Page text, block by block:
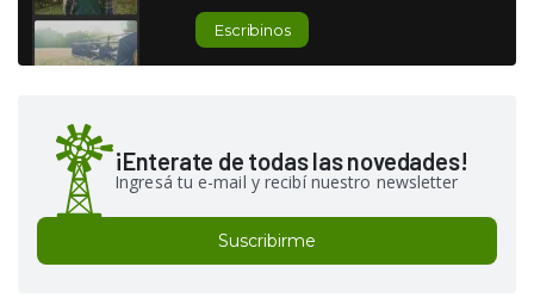
Escribinos
¡Enterate de todas las novedades!
Ingresá tu e-mail y recibí nuestro newsletter
Suscribirme